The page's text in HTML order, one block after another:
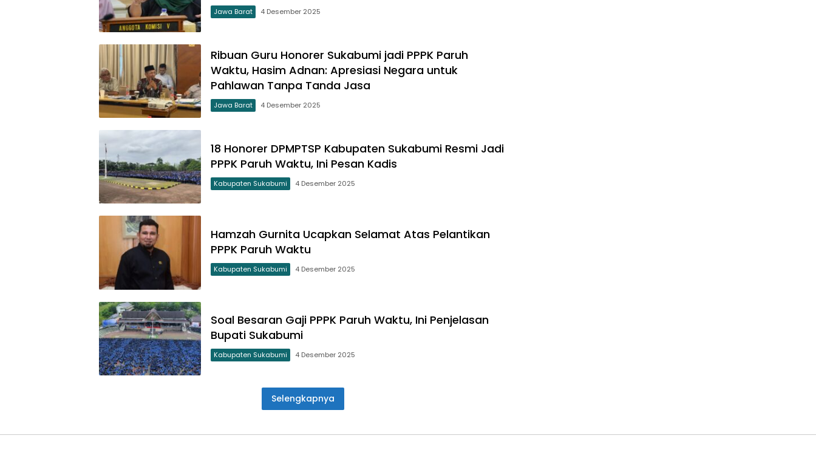
Jawa Barat 4 Desember 2025
Ribuan Guru Honorer Sukabumi jadi PPPK Paruh
Waktu, Hasim Adnan: Apresiasi Negara untuk
Pahlawan Tanpa Tanda Jasa
Jawa Barat 4 Desember 2025
18 Honorer DPMPTSP Kabupaten Sukabumi Resmi Jadi
PPPK Paruh Waktu, Ini Pesan Kadis
Kabupaten Sukabumi 4 Desember 2025
Hamzah Gurnita Ucapkan Selamat Atas Pelantikan
PPPK Paruh Waktu
Kabupaten Sukabumi 4 Desember 2025
Soal Besaran Gaji PPPK Paruh Waktu, Ini Penjelasan
Bupati Sukabumi
Kabupaten Sukabumi 4 Desember 2025
Selengkapnya